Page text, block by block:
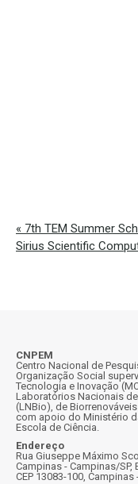
« 7th TEM Summer
Sirius Scientific
CNPEM
Centro Nacional de
Organização Social
Tecnologia e Inovação
Laboratórios Nacionais
(LNBio), de
com apoio do Ministério
Escola de Ciência.
Endereço
Rua Giuseppe Máximo
Campinas - Campinas/SP,
CEP 13083-100,